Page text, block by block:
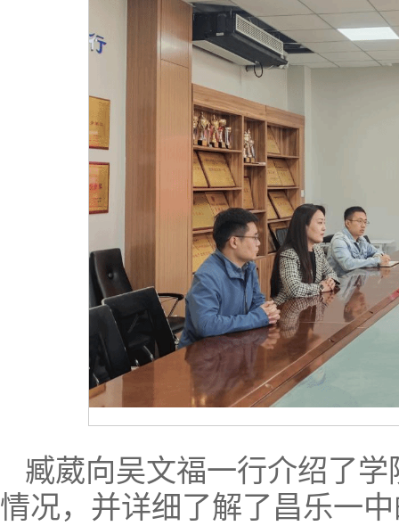
臧葳向吴文福一行介绍了
情况，并详细了解了昌乐一